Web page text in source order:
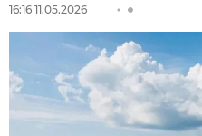
16:16 11.05.2026